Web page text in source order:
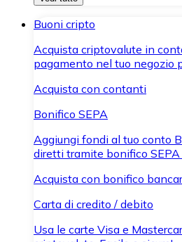
Buoni cripto
Acquista criptovalute in
pagamento nel tuo negozio
Acquista con contanti
Bonifico SEPA
Aggiungi fondi al tuo conto
diretti tramite bonifico SEPA
Acquista con bonifico
Carta di credito / debito
Usa le carte Visa e